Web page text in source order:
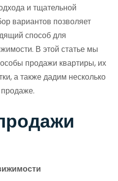
и тщательной
вариантов позволяет
способ для
В этой статье мы
продажи квартиры, их
а также дадим несколько